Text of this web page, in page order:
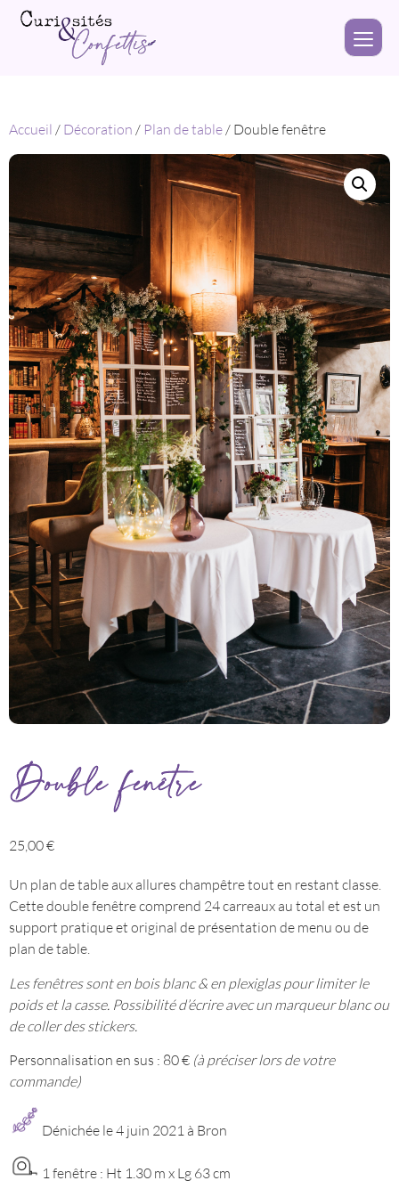
Accueil / Décoration / Plan de table / Double fenêtre
Double fenêtre
25,00€
Un plan de table aux allures champêtre tout en restant classe.
Cette double fenêtre comprend 24 carreaux au total et est un
support pratique et original de présentation de menu ou de
plan de table.
Les fenêtres sont en bois blanc & en plexiglas pour limiter le
poids et la casse. Possibilité d’écrire avec un marqueur blanc ou
de coller des stickers.
Personnalisation en sus : 80 € (à préciser lors de votre
commande)
Dénichée le 4 juin 2021 à Bron
1 fenêtre : Ht 1.30 m x Lg 63 cm